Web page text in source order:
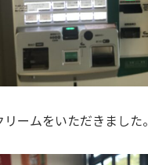
ームをいただきました。